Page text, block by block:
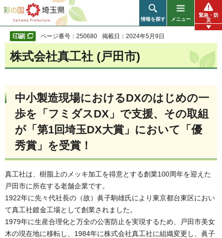
彩の国 埼玉県
情報を探す メニュー
緊急・防
災
ページ番号：250680 掲載日：2024年5月9日
株式会社真工社 (戸田市)
中小製造現場におけるDXのはじめの一
歩を「フミダスDX」で支援、その取組
が「第1回埼玉DX大賞」において「優
秀賞」を受賞！
真工社は、樹脂上のメッキ加工を得意とする創業100周年を迎えた
戸田市に所在する老舗企業です。
1922年に先々代社長の（故）眞子駒雄氏により東京都台東区におい
て真工社鍍金工場として創業されました。
1979年に生産合理化と万全の公害防止を実現するため、戸田市美女
木の現在地に移転し、1984年に株式会社真工社に組織変更し、眞子